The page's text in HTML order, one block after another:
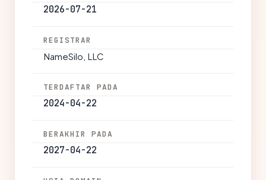
2026-07-21
REGISTRAR
NameSilo, LLC
TERDAFTAR PADA
2024-04-22
BERAKHIR PADA
2027-04-22